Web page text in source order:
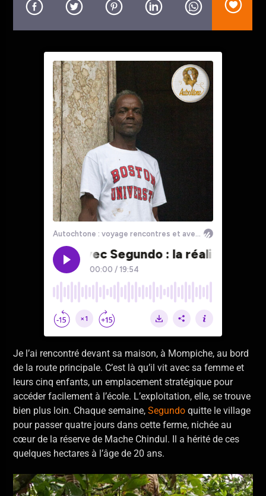
Hubert Tas, Justyna Korpas-Czarniecka, Kacper
Allo La Planète
Je l’ai rencontré devant sa maison, à Mompiche, au bord
de la route principale. C’est là qu’il vit avec sa femme et
leurs cinq enfants, un emplacement stratégique pour
accéder facilement à l’école. L’exploitation, elle, se trouve
bien plus loin. Chaque semaine,Segundo quitte le village
pour passer quatre jours dans cette ferme, nichée au
cœur de la réserve de Mache Chindul. Il a hérité de ces
quelques hectares à l’âge de 20 ans.